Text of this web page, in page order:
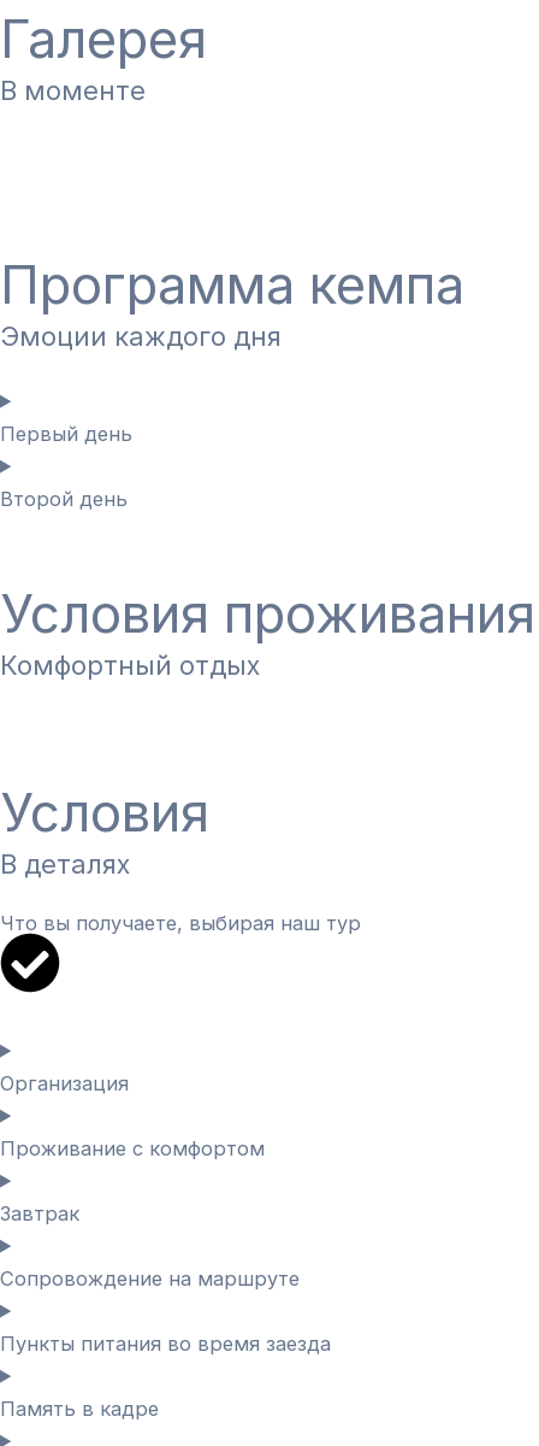
Галерея
В моменте
Программа кемпа
Эмоции каждого дня
Первый день
Второй день
Условия проживания
Комфортный отдых
Условия
В деталях
Что вы получаете, выбирая наш тур
Организация
Проживание с комфортом
Завтрак
Сопровождение на маршруте
Пункты питания во время заезда
Память в кадре